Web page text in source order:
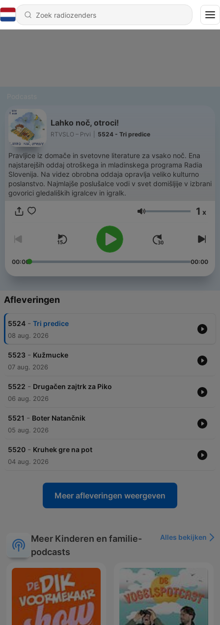
Lahko noč, otroci!
RTVSLO – Prvi 5524 - Tri predice
Pravljice iz domače in svetovne literature za vsako noč. Ena
najstarejših oddaj otroškega in mladinskega programa Radia
Slovenija. Na videz obrobna oddaja opravlja veliko kulturno
poslanstvo. Najmlajše poslušalce vodi v svet domišljije v izbrani
govorici gledaliških igralcev in igralk.
Volume 1 x
00:00 00:00
Afleveringen
5524 - Tri predice
08 aug. 2026
5523 - Kužmucke
07 aug. 2026
5522 - Drugačen zajtrk za Piko
06 aug. 2026
5521 - Boter Natančnik
05 aug. 2026
5520 - Kruhek gre na pot
04 aug. 2026
Meer afleveringen weergeven
Meer Kinderen en familie-
podcasts
Alles bekijken